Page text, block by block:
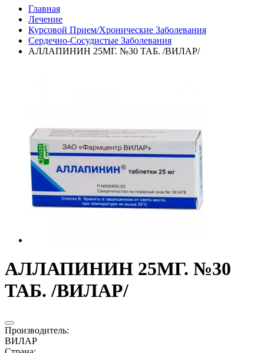
Главная
Лечение
Курсовой Прием/Хронические Заболевания
Сердечно-Сосудистые Заболевания
АЛЛАПИНИН 25МГ. №30 ТАБ. /ВИЛАР/
АЛЛАПИНИН 25МГ. №30
ТАБ. /ВИЛАР/
Производитель:
ВИЛАР